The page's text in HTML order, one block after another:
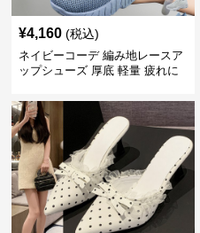
¥4,160 (税込)
ネイビーコーデ 編み地レースア
ップシューズ 厚底 軽量 疲れに